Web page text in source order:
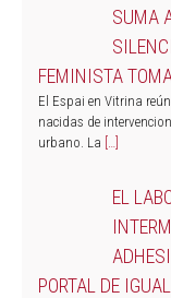
SUMA
FEMINISTA
El Espai en Vitrina
nacidas de
urbano. La […]
EL
PORTAL DE